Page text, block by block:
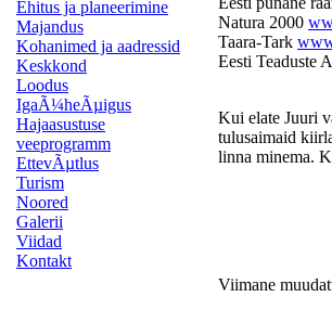
Ehitus ja planeerimine
Majandus
Kohanimed ja aadressid
Keskkond
Loodus
IgaÃ¼heÃµigus
Hajaasustuse
veeprogramm
EttevÃµtlus
Turism
Noored
Galerii
Viidad
Kontakt
Natura 2000
Taara-Tark
Eesti Teaduste
Kui elate Juuri
tulusaimaid
linna minema.
Viimane